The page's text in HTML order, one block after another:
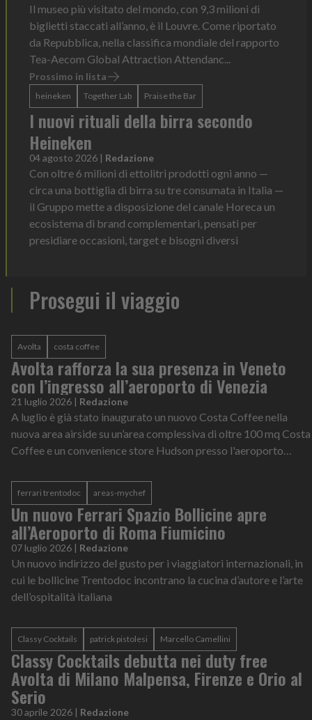
Il museo più visitato del mondo, con 9,3 milioni di
biglietti staccati all’anno, è il Louvre. Come riportato
da Repubblica, nella classifica mondiale del rapporto
Tea-Aecom Global Attraction Attendanc...
Prossimo in lista
heineken Together Lab Praise the Bar
I nuovi rituali della birra secondo
Heineken
04 agosto 2026 | Redazione
Con oltre 6 milioni di ettolitri prodotti ogni anno —
circa una bottiglia di birra su tre consumata in Italia —
il Gruppo mette a disposizione del canale Horeca un
ecosistema di brand complementari, pensati per
presidiare occasioni, target e bisogni diversi
Prosegui il viaggio
Avolta costa coffee
Avolta rafforza la sua presenza in Veneto
con l’ingresso all’aeroporto di Venezia
21 luglio 2026 | Redazione
A luglio è già stato inaugurato un nuovo Costa Coffee nella
nuova area airside su un’area complessiva di oltre 100 mq Costa
Coffee e un convenience store Hudson presso l'aeroporto
ferrari trentodoc areas-mychef
Un nuovo Ferrari Spazio Bollicine apre
all’Aeroporto di Roma Fiumicino
07 luglio 2026 | Redazione
Un nuovo indirizzo del gusto per i viaggiatori internazionali, in
cui le bollicine Trentodoc incontrano la cucina d’autore e l’arte
dell’ospitalità italiana
Classy Cocktails patrick pistolesi Marcello Camellini
Classy Cocktails debutta nei duty free
Avolta di Milano Malpensa, Firenze e Orio al
Serio
30 aprile 2026 | Redazione